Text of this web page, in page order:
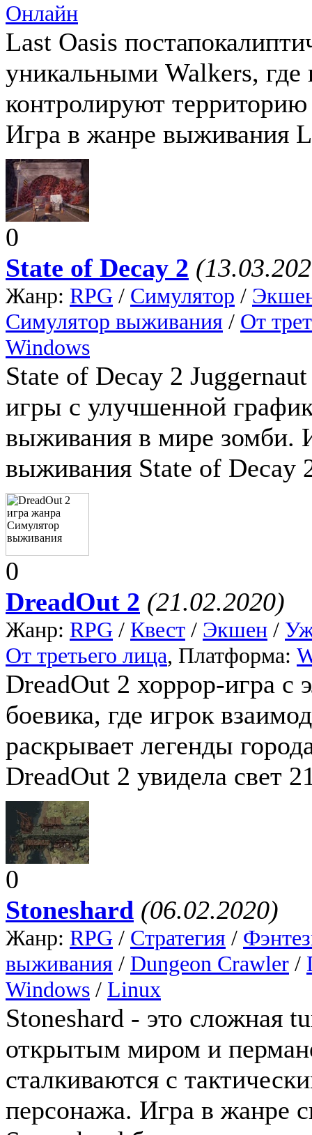
Онлайн
Last Oasis
уникальными Walkers, где
контролируют
Игра в жанре выживания
0
State of Decay 2
Жанр: RPG / Симулятор /
Симулятор выживания / От
Windows
State of Decay 2
игры с улучшенной
выживания в мире зомби.
выживания State of Decay
0
DreadOut 2 (21.02.2020)
Жанр: RPG / Квест / Экшен /
От третьего лица, Платформа:
DreadOut 2 хоррор-игра с
боевика, где игрок
раскрывает легенды
DreadOut 2 увидела свет
0
Stoneshard (06.02.2020)
Жанр: RPG / Стратегия /
выживания / Dungeon Crawler /
Windows / Linux
Stoneshard - это сложная
открытым миром и
сталкиваются с
персонажа. Игра в жанре